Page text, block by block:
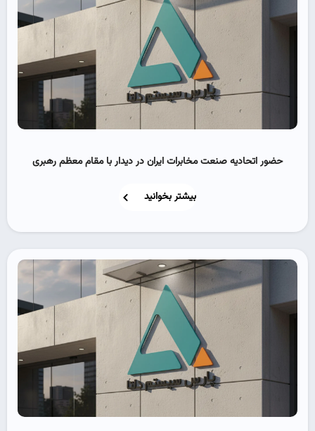
حضور اتحادیه صنعت مخابرات ایران در دیدار با مقام معظم رهبری
بیشتر بخوانید